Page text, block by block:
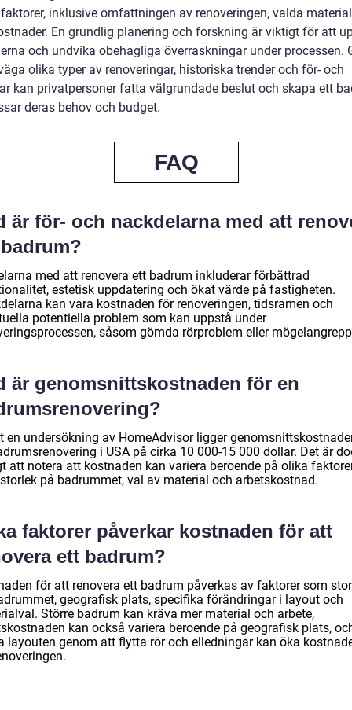
inklusive omfattningen av renoveringen, valda
En grundlig planering och forskning är viktigt för att
och undvika obehagliga överraskningar under processen.
olika typer av renoveringar, historiska trender och för- och
kan privatpersoner fatta välgrundade beslut och skapa ett
deras behov och budget.
FAQ
är för- och nackdelarna med att
med att renovera ett badrum inkluderar förbättrad
estetisk uppdatering och ökat värde på fastigheten.
kan vara kostnaden för renoveringen, tidsramen och
potentiella problem som kan uppstå under
såsom gömda rörproblem eller
är genomsnittskostnaden för en
en undersökning av HomeAdvisor ligger
i USA på cirka 10 000-15 000 dollar. Det är
att notera att kostnaden kan variera beroende på olika
på badrummet, val av material och arbetskostnad.
faktorer påverkar kostnaden för att
ett badrum?
för att renovera ett badrum påverkas av faktorer som
geografisk plats, specifika förändringar i layout och
Större badrum kan kräva mer material och arbete,
kan också variera beroende på geografisk plats,
layouten genom att flytta rör och elledningar kan öka